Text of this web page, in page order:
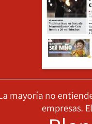
mayoría no
empresas.